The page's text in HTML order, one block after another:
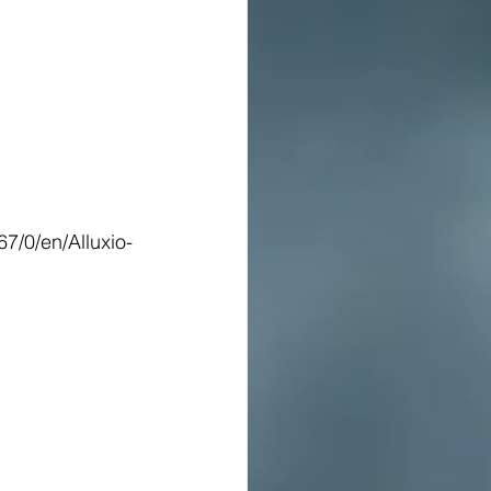
0/en/Alluxio-